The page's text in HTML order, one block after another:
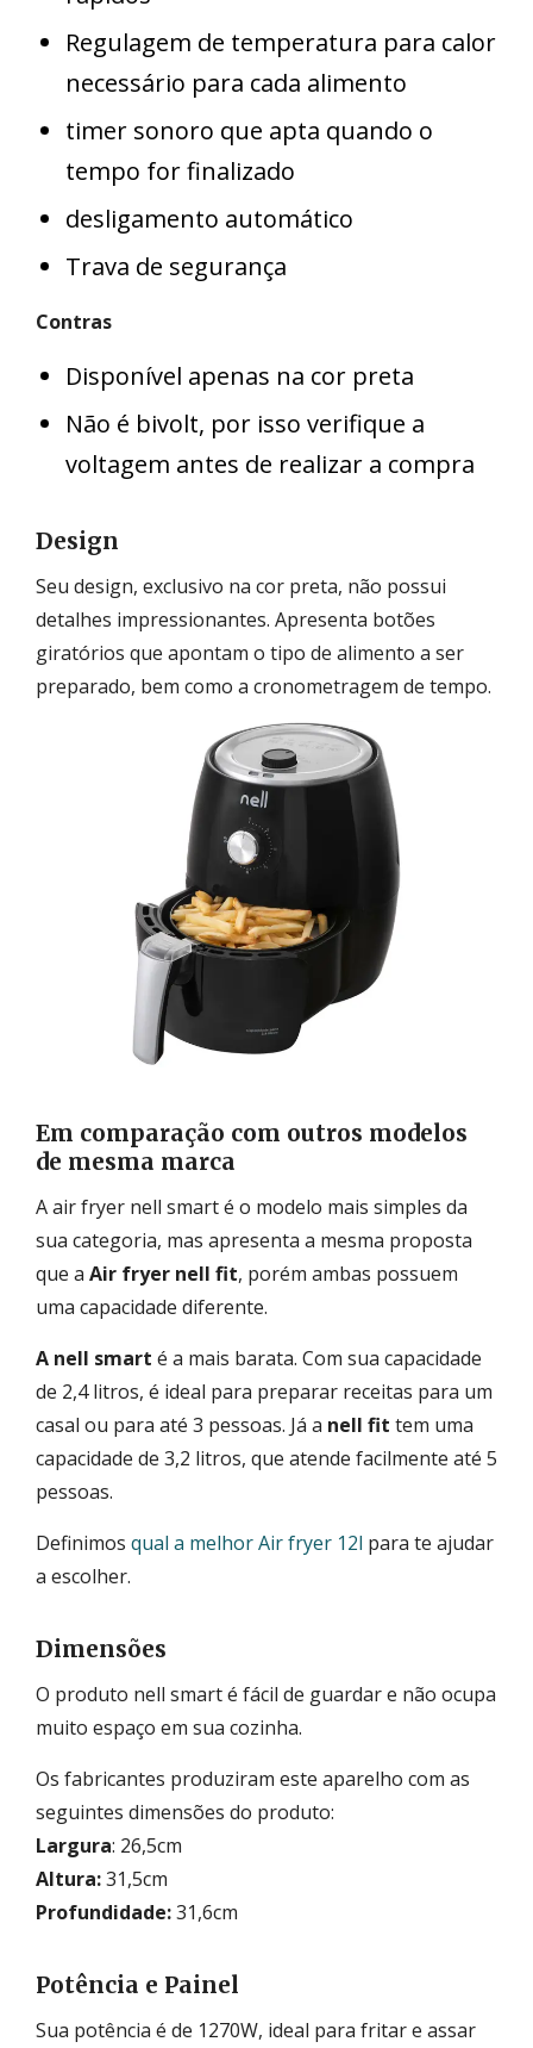
Regulagem de temperatura para calor
necessário para cada alimento
timer sonoro que apta quando o
tempo for finalizado
desligamento automático
Trava de segurança
Contras
Disponível apenas na cor preta
Não é bivolt, por isso verifique a
voltagem antes de realizar a compra
Design
Seu design, exclusivo na cor preta, não possui
detalhes impressionantes. Apresenta botões
giratórios que apontam o tipo de alimento a ser
preparado, bem como a cronometragem de tempo.
Em comparação com outros modelos
de mesma marca
A air fryer nell smart é o modelo mais simples da
sua categoria, mas apresenta a mesma proposta
que a Air fryer nell fit, porém ambas possuem
uma capacidade diferente.
A nell smart é a mais barata. Com sua capacidade
de 2,4 litros, é ideal para preparar receitas para um
casal ou para até 3 pessoas. Já a nell fit tem uma
capacidade de 3,2 litros, que atende facilmente até 5
pessoas.
Definimos qual a melhor Air fryer 12l para te ajudar
a escolher.
Dimensões
O produto nell smart é fácil de guardar e não ocupa
muito espaço em sua cozinha.
Os fabricantes produziram este aparelho com as
seguintes dimensões do produto:
Largura: 26,5cm
Altura:31,5cm
Profundidade:31,6cm
Potência e Painel
Sua potência é de 1270W, ideal para fritar e assar